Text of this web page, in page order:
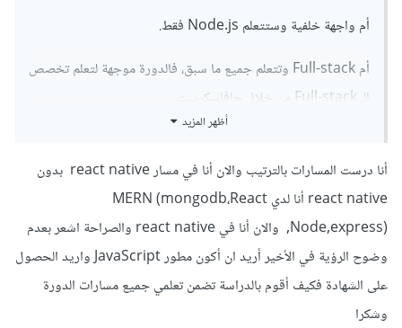
أم واجهة خلفية وستتعلم Node.js فقط.
أم Full-stack وتتعلم جميع ما سبق، فالدورة موجهة لتعلم تخصص
الـ Full-stack من خلال جافاسكريبت.
Native وIonic، وهو أمر مختلف تمامًا عن تطوير الويب، المشترك
لذا بتعلمك الأخيرة يصبح الأمر أسهل بمراحل.
بالإضافة إلى مسار خاص بشرح تطوير تطبيقات سطح المكتب من
خلال Electrone.js والذي يعتمد على Node.js وجافاسكريبت.
أظهر المزيد
أنا درست المسارات بالترتيب والان أنا في مسار react native بدون
react native أنا لدي MERN (mongodb،React
,Node,express) والان أنا في react native والصراحة اشعر بعدم
وضوح الرؤية في الأخير أريد ان أكون مطور JavaScript واريد الحصول
على الشهادة فكيف أقوم بالدراسة تضمن تعلمي جميع مسارات الدورة
وشكرا